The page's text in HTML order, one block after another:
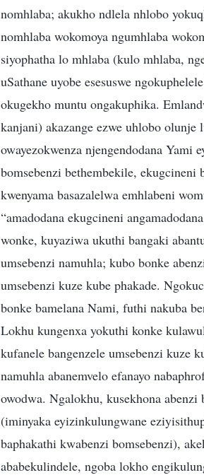
nomhlaba; akukho ndlela nhlobo
nomhlaba wokomoya ngumhlaba
siyophatha lo mhlaba (kulo mhlaba,
uSathane uyobe esesuswe
okugekho muntu ongakuphika.
kanjani) akazange ezwe uhlobo
owayezokwenza njengendodana Yami
bomsebenzi bethembekile, ekugcineni
kwenyama basazalelwa emhlabeni
“amadodana ekugcineni
wonke, kuyaziwa ukuthi bangaki
umsebenzi namuhla; kubo bonke
umsebenzi kuze kube phakade.
bonke bamelana Nami, futhi nakuba
Lokhu kungenxa yokuthi konke
kufanele bangenzele umsebenzi kuze
namuhla abanemvelo efanayo
owodwa. Ngalokhu, kusekhona
(iminyaka eyizinkulungwane
baphakathi kwabenzi bomsebenzi),
ababekulindele, ngoba lokho